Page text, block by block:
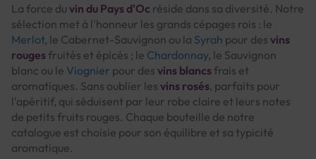
La force du vin du Pays d'Oc réside dans sa diversité. Notre
sélection met à l'honneur les grands cépages rois : le
Merlot, le Cabernet-Sauvignon ou la Syrah pour des vins
rouges fruités et épicés ; le Chardonnay, le Sauvignon
blanc ou le Viognier pour des vins blancs frais et
aromatiques. Sans oublier les vins rosés, parfaits pour
l'apéritif, qui séduisent par leur robe claire et leurs notes
de petits fruits rouges. Chaque bouteille de notre
catalogue est choisie pour son équilibre et sa typicité
aromatique.